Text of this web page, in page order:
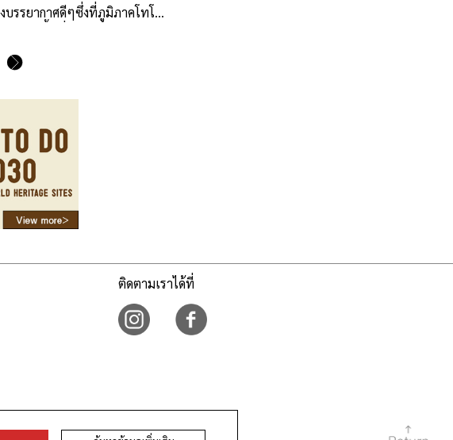
บรรยากาศดีๆซึ่งที่ภูมิภาคโทโฮคุ
ติดตามเราได้ที่